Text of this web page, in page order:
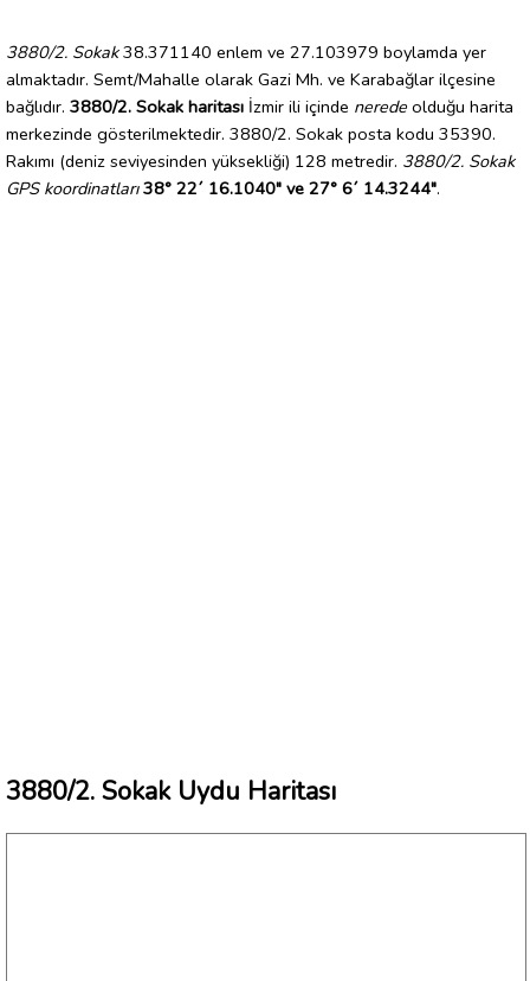
3880/2. Sokak38.371140 enlem ve 27.103979 boylamda yer
almaktadır. Semt/Mahalle olarak Gazi Mh. ve Karabağlar ilçesine
bağlıdır. 3880/2. Sokak haritası İzmir ili içinde nerede olduğu harita
merkezinde gösterilmektedir. 3880/2. Sokak posta kodu 35390.
Rakımı (deniz seviyesinden yüksekliği) 128 metredir. 3880/2. Sokak
GPS koordinatları 38° 22´ 16.1040" ve 27° 6´ 14.3244".
3880/2. Sokak Uydu Haritası